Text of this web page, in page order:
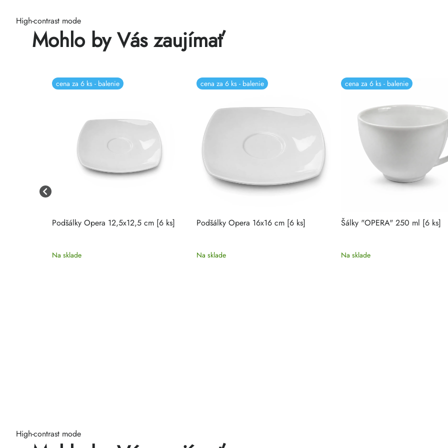
High-contrast mode
Mohlo by Vás zaujímať
cena za 6 ks - balenie
Podšálky Opera 12,5x12,5 cm [6 ks]
Na sklade
cena za 6 ks - balenie
Podšálky Opera 16x16 cm [6 ks]
Na sklade
cena za 6 ks - balenie
Šálky "OPERA" 250 ml [6 ks]
Na sklade
High-contrast mode